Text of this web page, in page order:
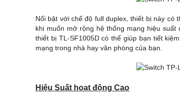
Nổi bật với chế độ full duplex, thiết bị này
khi muốn mở rộng hệ thống mạng hiệu
thiết bị TL-SF1005D có thể giúp bạn tiết
mạng trong nhà hay văn phòng của bạn.
Hiệu Suất hoạt động Cao